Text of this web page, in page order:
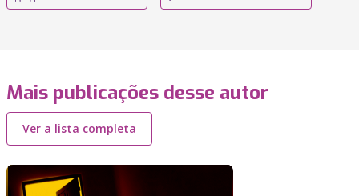
Mais publicações desse autor
Ver a lista completa